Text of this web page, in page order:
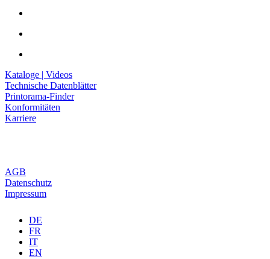
Kataloge | Videos
Technische Datenblätter
Printorama-Finder
Konformitäten
Karriere
AGB
Datenschutz
Impressum
DE
FR
IT
EN